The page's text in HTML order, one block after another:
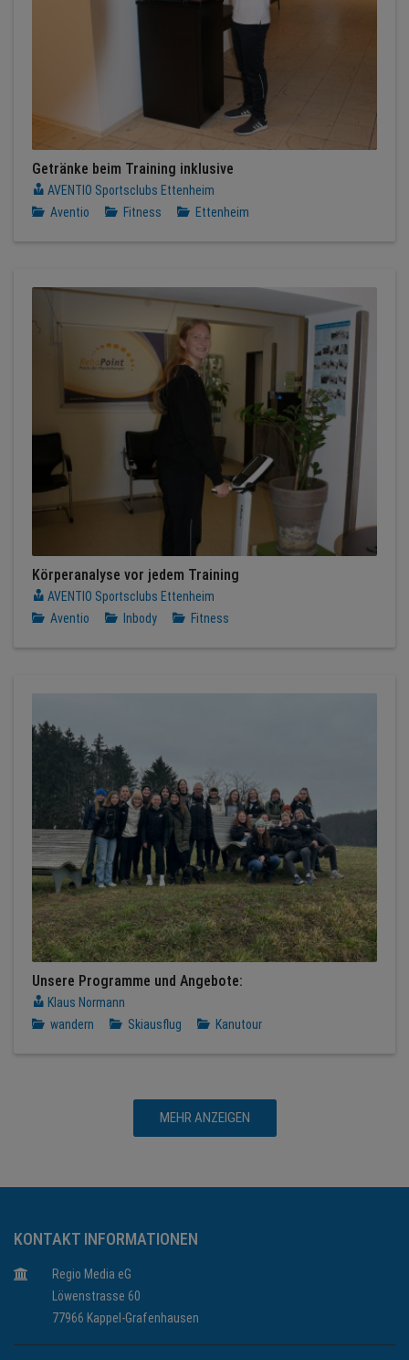
Getränke beim Training inklusive
AVENTIO Sportsclubs Ettenheim
Aventio
Fitness Ettenheim
Körperanalyse vor jedem Training
AVENTIO Sportsclubs Ettenheim
Aventio
Inbody Fitness
Unsere Programme und Angebote:
Klaus Normann
wandern
Skiausflug Kanutour
MEHR ANZEIGEN
KONTAKT INFORMATIONEN
Regio Media eG
Löwenstrasse 60
77966 Kappel-Grafenhausen